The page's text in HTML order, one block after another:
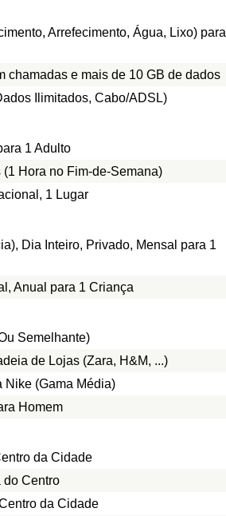
Arrefecimento, Água, Lixo) para
chamadas e mais de 10 GB de dados
Ilimitados, Cabo/ADSL)
1 Adulto
Hora no Fim-de-Semana)
1 Lugar
Dia Inteiro, Privado, Mensal para 1
Anual para 1 Criança
Semelhante)
de Lojas (Zara, H&M, ...)
Nike (Gama Média)
Homem
da Cidade
do Centro
da Cidade